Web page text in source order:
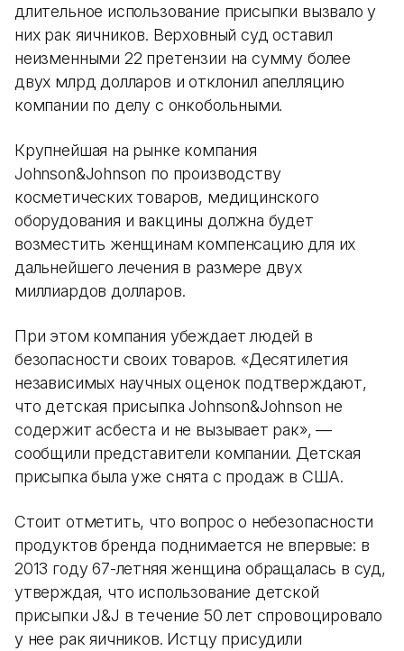
длительное использование присыпки вызвало у
них рак яичников. Верховный суд оставил
неизменными 22 претензии на сумму более
двух млрд долларов и отклонил апелляцию
компании по делу с онкобольными.
Крупнейшая на рынке компания
Johnson&Johnson по производству
косметических товаров, медицинского
оборудования и вакцины должна будет
возместить женщинам компенсацию для их
дальнейшего лечения в размере двух
миллиардов долларов.
При этом компания убеждает людей в
безопасности своих товаров. «Десятилетия
независимых научных оценок подтверждают,
что детская присыпка Johnson&Johnson не
содержит асбеста и не вызывает рак», —
сообщили представители компании. Детская
присыпка была уже снята с продаж в США.
Стоит отметить, что вопрос о небезопасности
продуктов бренда поднимается не впервые: в
2013 году 67-летняя женщина обращалась в суд,
утверждая, что использование детской
присыпки J&J в течение 50 лет спровоцировало
у нее рак яичников. Истцу присудили